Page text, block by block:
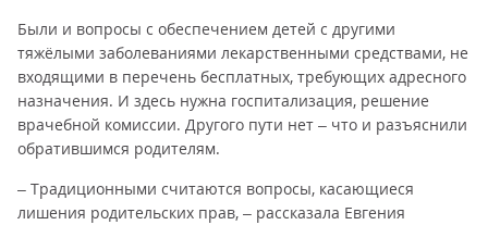
Были и вопросы с обеспечением детей с другими
тяжёлыми заболеваниями лекарственными средствами, не
входящими в перечень бесплатных, требующих адресного
назначения. И здесь нужна госпитализация, решение
врачебной комиссии. Другого пути нет – что и разъяснили
обратившимся родителям.
– Традиционными считаются вопросы, касающиеся
лишения родительских прав, – рассказала Евгения